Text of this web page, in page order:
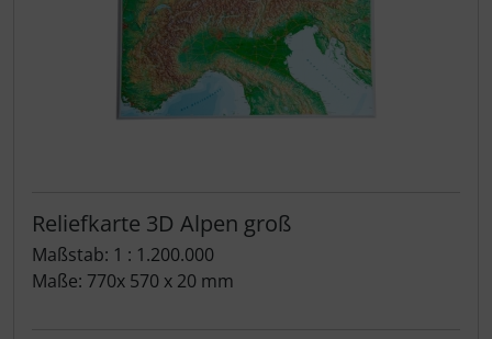
Reliefkarte 3D Alpen groß
Maßstab: 1 : 1.200.000
Maße: 770x 570 x 20 mm